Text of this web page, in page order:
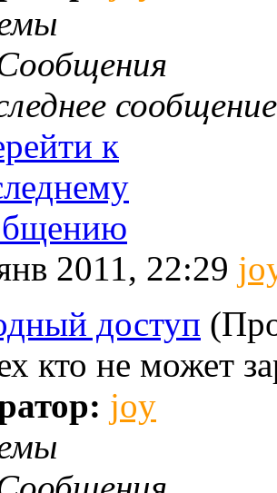
сообщение
2011, 22:29
доступ
кто не может
joy